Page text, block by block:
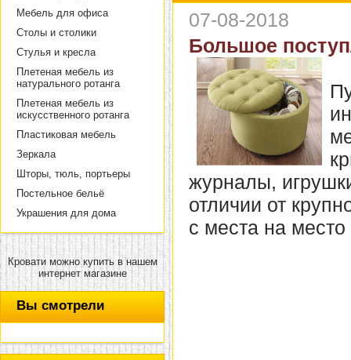
Мебель для офиса
Столы и столики
Стулья и кресла
Плетеная мебель из
натурального ротанга
Плетеная мебель из
искусственного ротанга
Пластиковая мебель
Зеркала
Шторы, тюль, портьеры
Постельное бельё
Украшения для дома
Кровати можно купить в нашем
интернет магазине
Вы смотрели
07-08-2018
Большое
журналы,
отличии от
с места на